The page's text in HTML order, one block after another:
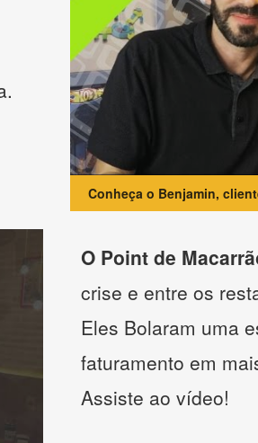
Conheça o Benjamin,
O Point de
crise e entre os
Eles Bolaram uma
faturamento em
Assiste ao vídeo!